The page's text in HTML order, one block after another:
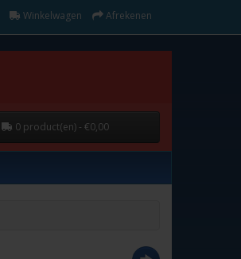
Winkelwagen Afrekenen
0 product(en) - €0,00